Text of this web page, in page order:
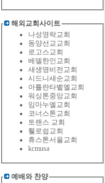
해외교회사이트
나성영락교회
동양선교교회
로고스교회
베델한인교회
새생명비전교회
시드니새순교회
아틀란타벹엘교회
워싱톤중앙교회
임마누엘교회
코너스톤교회
토랜스 교회
휄로쉽교회
휴스톤서울교회
kcmusa
예배와 찬양